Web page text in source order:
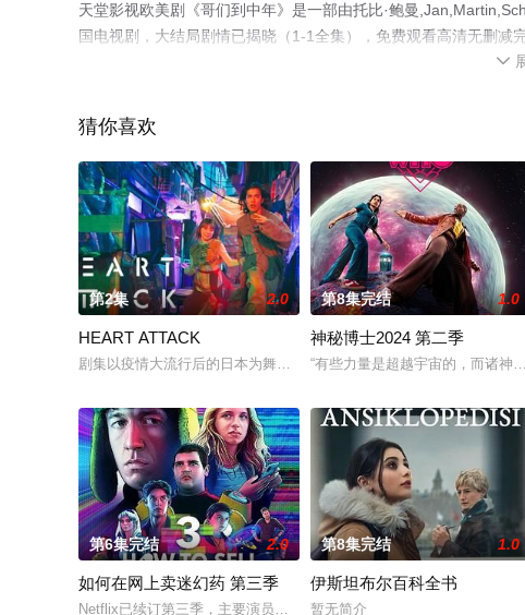
天堂影视欧美剧《哥们到中年》是一部由托比·鲍曼
国电视剧，大结局剧情已揭晓（1-1全集），免费观看高清无删

猜你喜欢
第2集 2.0
HEART ATTACK
剧集以疫情大流行后的日本为舞台，讲述了拥有政府否定人权的特殊力
第8集完结 1.0
神秘博士2024 第二季
“有些力量是超越宇宙的，而诸神
第6集完结 2.0
如何在网上卖迷幻药 第三季
Netflix已续订第三季，主要演员将悉数回归并有新角色加入。
第8集完结 1.0
伊斯坦布尔百科全书
暂无简介